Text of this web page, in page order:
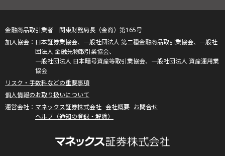
金融商品取引業者 関東財務局長（金商）第165号
日本証券業協会、一般社団法人 第二種金融商品取引業協会、一般社
団法人 金融先物取引業協会、
一般社団法人 日本暗号資産等取引業協会、一般社団法人 資産運用業
協会
リスク・手数料などの重要事項
個人情報のお取り扱いについて
マネックス証券株式会社 会社概要 お問合せ
ヘルプ（通知の登録・解除）